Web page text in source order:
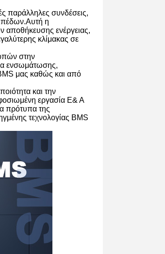
παράλληλες συνδέσεις,
η
αποθήκευσης ενέργειας,
κλίμακας σε
στην
ενσωμάτωσης,
μας καθώς και από
και την
εργασία Ε& Α
πρότυπα της
τεχνολογίας BMS